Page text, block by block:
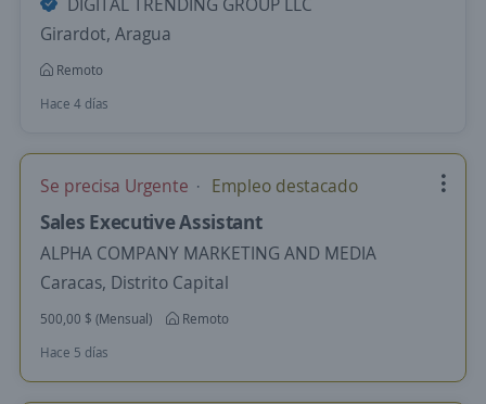
Girardot, Aragua
Remoto
Hace 4 días
Se precisa Urgente Empleo destacado
Sales Executive Assistant
ALPHA COMPANY MARKETING AND MEDIA
Caracas, Distrito Capital
500,00 $ (Mensual)
Remoto
Hace 5 días